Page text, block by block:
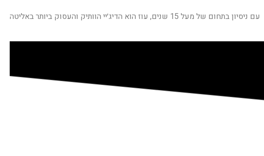
עם ניסיון בתחום של מעל 15 שנים, עוז הוא הדיג׳יי הוותיק והעסוק ביותר באליטה